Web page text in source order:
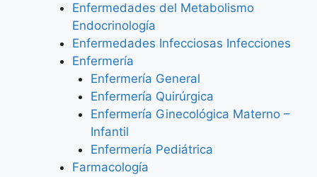
Enfermedades del Metabolismo
Endocrinología
Enfermedades Infecciosas Infecciones
Enfermería
Enfermería General
Enfermería Quirúrgica
Enfermería Ginecológica Materno –
Infantil
Enfermería Pediátrica
Farmacología